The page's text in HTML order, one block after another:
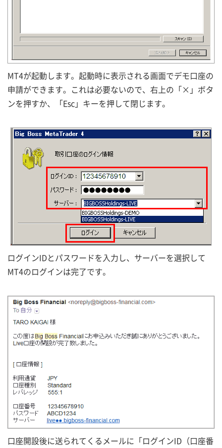
MT4が起動します。起動時に表示される画面でデモ口座の
申請ができます。これは必要ないので、右上の「×」ボタ
ンを押すか、「Esc」キーを押して閉じます。
ログインIDとパスワードを入力し、サーバーを選択して
MT4のログインは完了です。
口座開設後に送られてくるメールに「ログインID（口座番